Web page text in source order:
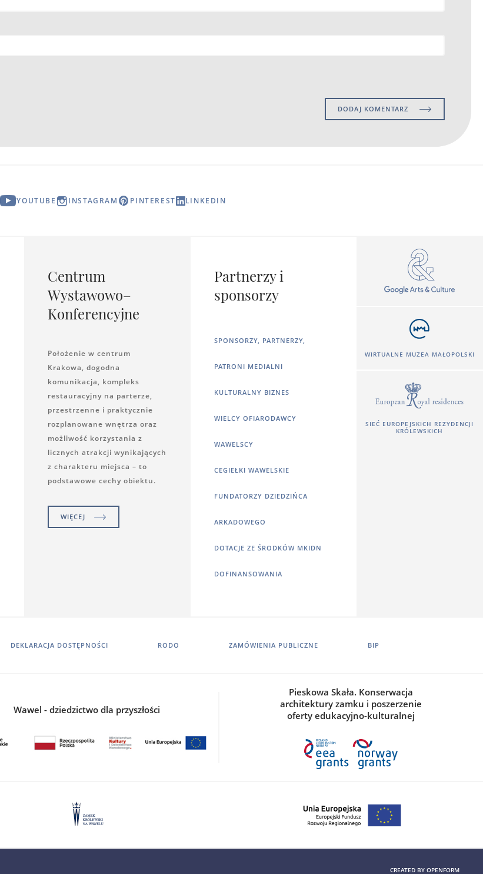
DODAJ KOMENTARZ
YOUTUBE INSTAGRAM PINTEREST LINKEDIN
Centrum
Wystawowo–
Konferencyjne
Położenie w centrum
Krakowa, dogodna
komunikacja, kompleks
restauracyjny na parterze,
przestrzenne i praktycznie
rozplanowane wnętrza oraz
możliwość korzystania z
licznych atrakcji wynikających
z charakteru miejsca – to
podstawowe cechy obiektu.
WIĘCEJ
Partnerzy i
sponsorzy
SPONSORZY, PARTNERZY,
PATRONI MEDIALNI
KULTURALNY BIZNES
WIELCY OFIARODAWCY
WAWELSCY
CEGIEŁKI WAWELSKIE
FUNDATORZY DZIEDZIŃCA
ARKADOWEGO
DOTACJE ZE ŚRODKÓW MKIDN
DOFINANSOWANIA
WIRTUALNE MUZEA MAŁOPOLSKI
SIEĆ EUROPEJSKICH REZYDENCJI
KRÓLEWSKICH
DEKLARACJA DOSTĘPNOŚCI RODO ZAMÓWIENIA PUBLICZNE BIP
Wawel - dziedzictwo dla przyszłości
Pieskowa Skała. Konserwacja
architektury zamku i poszerzenie
oferty edukacyjno-kulturalnej
CREATED BY OPENFORM